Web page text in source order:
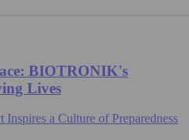
BIOTRONIK's
Lives
Inspires a Culture of Preparedness